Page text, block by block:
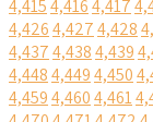
4,4154,4164,417
4,4264,4274,428
4,4374,4384,439
4,4484,4494,450
4,4594,4604,461